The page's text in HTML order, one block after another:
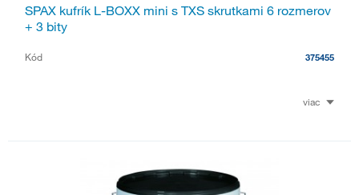
SPAX kufrík L-BOXX mini s TXS skrutkami 6 rozmerov
+ 3 bity
Kód 375455
viac